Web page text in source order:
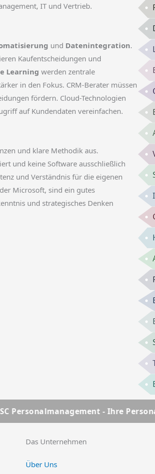
IT und Vertrieb.
und Datenintegration.
Kaufentscheidungen und
Learning werden zentrale
in den Fokus. CRM-Berater müssen
fördern. Cloud-Technologien
auf Kundendaten vereinfachen.
und klare Methodik aus.
und keine Software ausschließlich
und Verständnis für die eigenen
Microsoft, sind ein gutes
und strategisches Denken
- Ihre Personalberatung seit
Das Unternehmen
Über Uns